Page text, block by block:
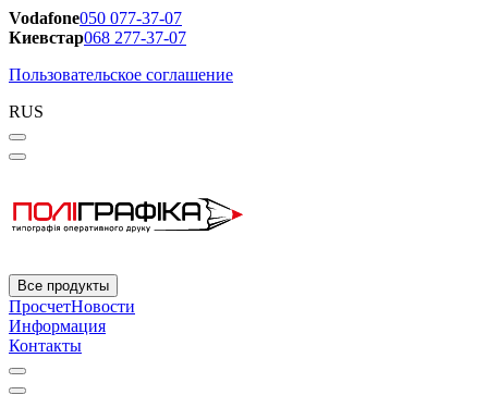
Vodafone050 077-37-07
Киевстар068 277-37-07
Пользовательское соглашение
RUS
Все продукты
ПросчетНовости
Информация
Контакты